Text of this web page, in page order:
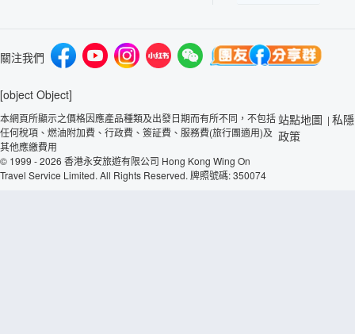
關注我們
[object Object]
本網頁所顯示之價格因應產品種類及出發日期而有所不同，不包括
任何稅項、燃油附加費、行政費、簽証費、服務費(旅行團適用)及
其他應繳費用
© 1999 - 2026 香港永安旅遊有限公司 Hong Kong Wing On
Travel Service Limited. All Rights Reserved. 牌照號碼: 350074
站點地圖 | 私隱
政策